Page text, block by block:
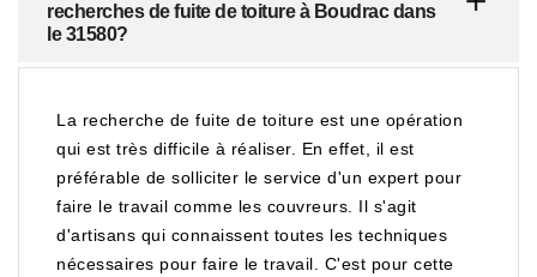
recherches de fuite de toiture à Boudrac dans
le 31580?
La recherche de fuite de toiture est une opération
qui est très difficile à réaliser. En effet, il est
préférable de solliciter le service d'un expert pour
faire le travail comme les couvreurs. Il s'agit
d'artisans qui connaissent toutes les techniques
nécessaires pour faire le travail. C'est pour cette